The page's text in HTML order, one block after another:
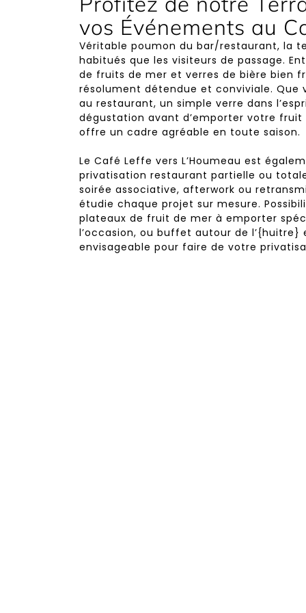
vos Événements au
Véritable poumon du bar/restaurant, la
habitués que les visiteurs de passage.
de fruits de mer et verres de bière bien
résolument détendue et conviviale. Que
au restaurant, un simple verre dans
dégustation avant d’emporter votre
offre un cadre agréable en toute saison.
Le Café Leffe vers L’Houmeau est
privatisation restaurant partielle ou
soirée associative, afterwork ou
étudie chaque projet sur mesure.
plateaux de fruit de mer à emporter
l’occasion, ou buffet autour de
envisageable pour faire de votre